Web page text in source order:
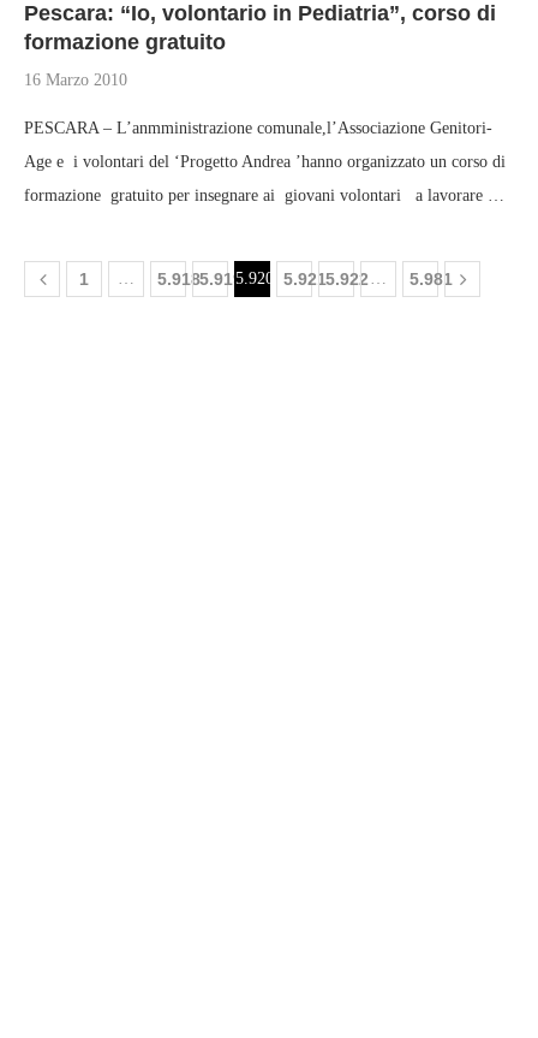
Pescara: “Io, volontario in Pediatria”, corso di
formazione gratuito
16 Marzo 2010
PESCARA – L’anmministrazione comunale,l’Associazione Genitori-
Age e i volontari del ‘Progetto Andrea ’hanno organizzato un corso di
formazione gratuito per insegnare ai giovani volontari a lavorare …
1 … 5.9185.9195.920 5.9215.922 … 5.981